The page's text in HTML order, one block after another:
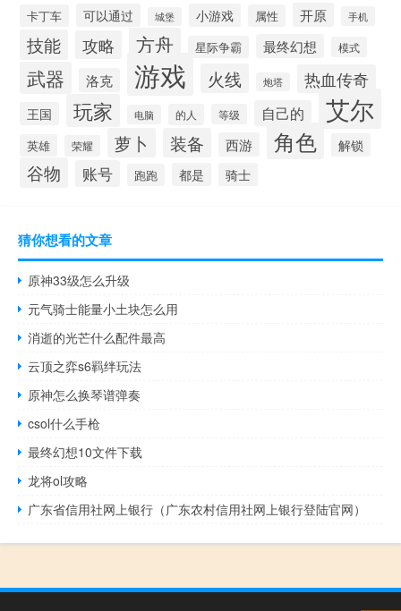
卡丁车
可以通过 城堡 小游戏 属性 开原 手机
技能 攻略 方舟 星际争霸 最终幻想 模式
武器 洛克 游戏 火线 炮塔 热血传奇
王国 玩家 电脑 的人 等级 自己的 艾尔
英雄 荣耀 萝卜 装备 西游 角色 解锁
谷物 账号 跑跑 都是 骑士
猜你想看的文章
原神33级怎么升级
元气骑士能量小土块怎么用
消逝的光芒什么配件最高
云顶之弈s6羁绊玩法
原神怎么换琴谱弹奏
csol什么手枪
最终幻想10文件下载
龙将ol攻略
广东省信用社网上银行（广东农村信用社网上银行登陆官网）